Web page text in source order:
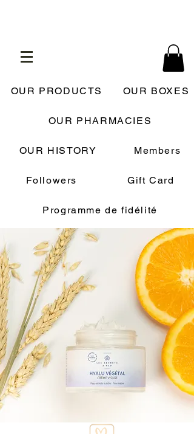
OUR PRODUCTS OUR BOXES
OUR PHARMACIES
OUR HISTORY Members
Followers Gift Card
Programme de fidélité